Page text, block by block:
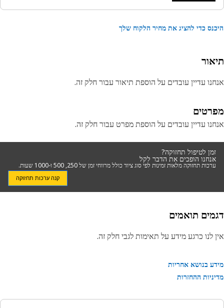
כדי להציג את מחיר הלקוח שלך
עדיין עובדים על הוספת תיאור עבור חלק זה.
עדיין עובדים על הוספת מפרט עבור חלק זה.
זמן לטיפול תחזוקה?
אנחנו הופכים את הדבר לקל
ערכות תחזוקה מלאות זמינות לפי סוג ציוד כולל מרווחי זמן של 250, 500 ו-1000 שעות.
קנה ערכות תחזוקה
תואמים
לנו כרגע מידע על תאימות לגבי חלק זה.
בנושא אחריות
ההחזרות